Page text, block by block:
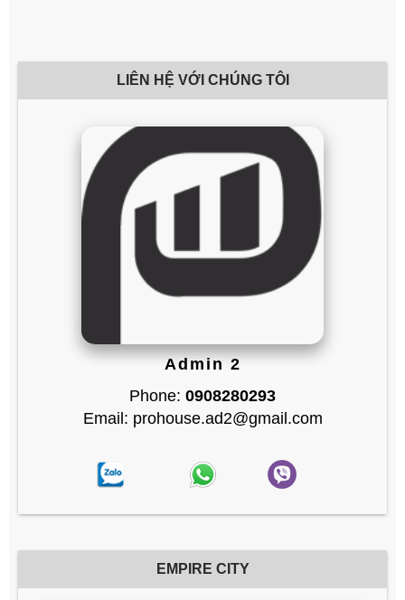
LIÊN HỆ VỚI CHÚNG TÔI
Admin 2
Phone: 0908280293
Email: prohouse.ad2@gmail.com
EMPIRE CITY